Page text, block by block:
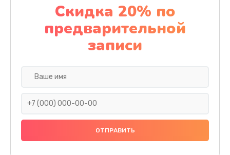
Замена полифонического динамика
390 руб.
Заказать
Сбор/Разбор
Скидка 20% по
предварительной
записи